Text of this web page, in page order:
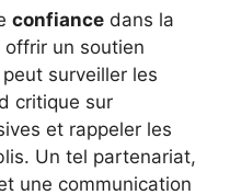
confiance dans la
un soutien
surveiller les
critique sur
et rappeler les
Un tel partenariat,
une communication